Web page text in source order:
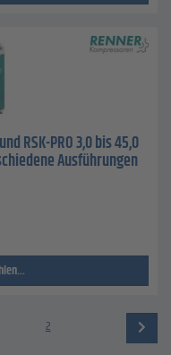
RSK-PRO 3,0 bis 45,0
Ausführungen
2